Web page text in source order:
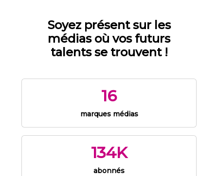
Soyez présent sur les
médias où vos futurs
talents se trouvent !
16
marques médias
134K
abonnés